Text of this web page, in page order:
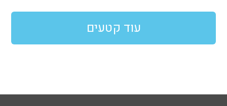
עוד קטעים